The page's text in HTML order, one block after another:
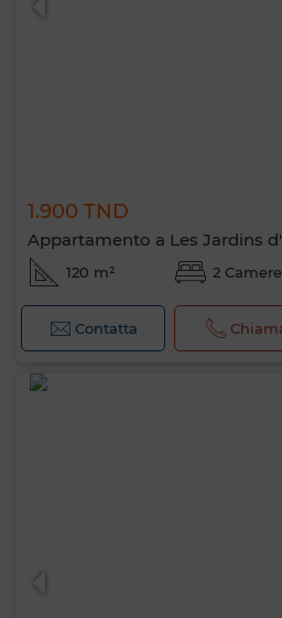
1.900 TND
Appartamento a Les Jardins
120 m² 2 Camere
Contatta